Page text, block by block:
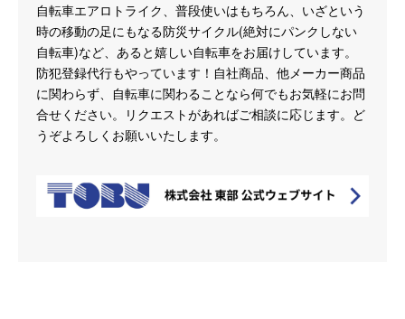
自転車エアロトライク、普段使いはもちろん、いざという
時の移動の足にもなる防災サイクル(絶対にパンクしない
自転車)など、あると嬉しい自転車をお届けしています。
防犯登録代行もやっています！自社商品、他メーカー商品
に関わらず、自転車に関わることなら何でもお気軽にお問
合せください。リクエストがあればご相談に応じます。ど
うぞよろしくお願いいたします。